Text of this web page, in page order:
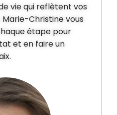
vie qui reflètent vos
Christine vous
étape pour
et en faire un